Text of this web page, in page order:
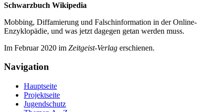
Schwarzbuch Wikipedia
Mobbing, Diffamierung und Falsch­information in der Online-
Enzyklo­pädie, und was jetzt da­gegen getan werden muss.
Im Februar 2020 im Zeit­geist-Verlag erschienen.
Navigation
Hauptseite
Projektseite
Jugendschutz